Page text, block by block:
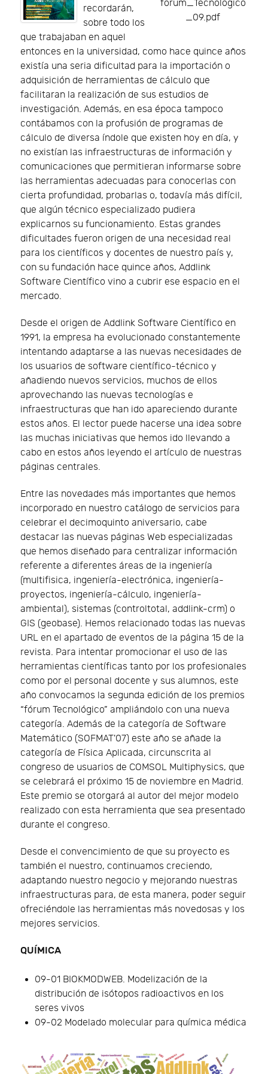
forum_Tecnologico
_09.pdf
recordarán,
sobre todo los
que trabajaban en aquel
entonces en la universidad, como hace quince años
existía una seria dificultad para la importación o
adquisición de herramientas de cálculo que
facilitaran la realización de sus estudios de
investigación. Además, en esa época tampoco
contábamos con la profusión de programas de
cálculo de diversa índole que existen hoy en día, y
no existían las infraestructuras de información y
comunicaciones que permitieran informarse sobre
las herramientas adecuadas para conocerlas con
cierta profundidad, probarlas o, todavía más difícil,
que algún técnico especializado pudiera
explicarnos su funcionamiento. Estas grandes
dificultades fueron origen de una necesidad real
para los científicos y docentes de nuestro país y,
con su fundación hace quince años, Addlink
Software Científico vino a cubrir ese espacio en el
mercado.
Desde el origen de Addlink Software Científico en
1991, la empresa ha evolucionado constantemente
intentando adaptarse a las nuevas necesidades de
los usuarios de software científico-técnico y
añadiendo nuevos servicios, muchos de ellos
aprovechando las nuevas tecnologías e
infraestructuras que han ido apareciendo durante
estos años. El lector puede hacerse una idea sobre
las muchas iniciativas que hemos ido llevando a
cabo en estos años leyendo el artículo de nuestras
páginas centrales.
Entre las novedades más importantes que hemos
incorporado en nuestro catálogo de servicios para
celebrar el decimoquinto aniversario, cabe
destacar las nuevas páginas Web especializadas
que hemos diseñado para centralizar información
referente a diferentes áreas de la ingeniería
(multifisica, ingeniería-electrónica, ingeniería-
proyectos, ingeniería-cálculo, ingeniería-
ambiental), sistemas (controltotal, addlink-crm) o
GIS (geobase). Hemos relacionado todas las nuevas
URL en el apartado de eventos de la página 15 de la
revista. Para intentar promocionar el uso de las
herramientas científicas tanto por los profesionales
como por el personal docente y sus alumnos, este
año convocamos la segunda edición de los premios
“fórum Tecnológico” ampliándolo con una nueva
categoría. Además de la categoría de Software
Matemático (SOFMAT'07) este año se añade la
categoría de Física Aplicada, circunscrita al
congreso de usuarios de COMSOL Multiphysics, que
se celebrará el próximo 15 de noviembre en Madrid.
Este premio se otorgará al autor del mejor modelo
realizado con esta herramienta que sea presentado
durante el congreso.
Desde el convencimiento de que su proyecto es
también el nuestro, continuamos creciendo,
adaptando nuestro negocio y mejorando nuestras
infraestructuras para, de esta manera, poder seguir
ofreciéndole las herramientas más novedosas y los
mejores servicios.
QUÍMICA
09-01 BIOKMODWEB. Modelización de la
distribución de isótopos radioactivos en los
seres vivos
09-02 Modelado molecular para química médica